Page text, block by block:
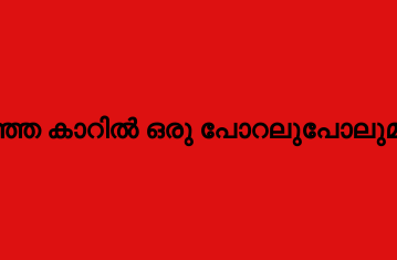
കാറില്‍ ഒരു